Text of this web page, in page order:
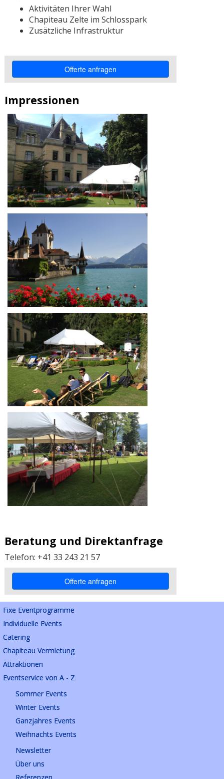
Aktivitäten Ihrer Wahl
Chapiteau Zelte im Schlosspark
Zusätzliche Infrastruktur
Impressionen
Beratung und Direktanfrage
Telefon: +41 33 243 21 57
Fixe Eventprogramme
Individuelle Events
Catering
Chapiteau Vermietung
Attraktionen
Eventservice von A - Z
Sommer Events
Winter Events
Ganzjahres Events
Weihnachts Events
Newsletter
Über uns